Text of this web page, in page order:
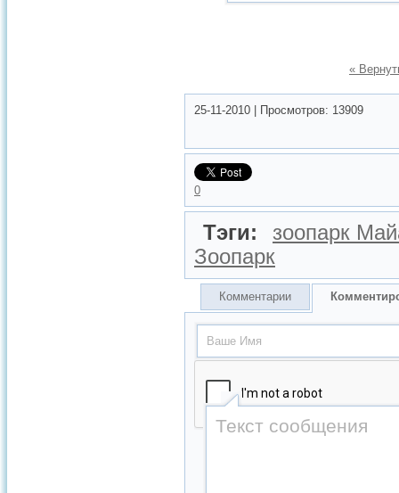
«
25-11-2010 Просмотров: 13909
0
Тэги:
зоопарк
Зоопарк
Комментарии